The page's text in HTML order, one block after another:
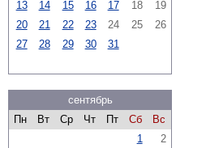
13
14 15 16 17 18
19
20
21 22 23 24 25
26
27
28 29 30 31
сентябрь
Пн
Вт Ср Чт Пт Сб
Вс
1
2